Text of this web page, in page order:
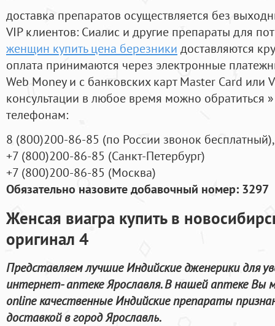
доставка препаратов осуществляется без
VIP клиентов: Сиалис и другие препараты для
женщин купить цена березники доставляются
оплата принимаются через электронные
Web Money и с банковских карт Master Card или
консультации в любое время можно обратиться
телефонам:
8 (800)200-86-85 (по России звонок бесплатный),
+7 (800)200-86-85 (Санкт-Петербург)
+7 (800)200-86-85 (Москва)
Обязательно назовите добавочный номер: 3297
Женсая виагра купить в
оригинал 4
Представляем лучшие Индийские дженерики для
интернет- аптеке Ярославля. В нашей аптеке Вы
online качественные Индийские препараты
доставкой в город Ярославль.